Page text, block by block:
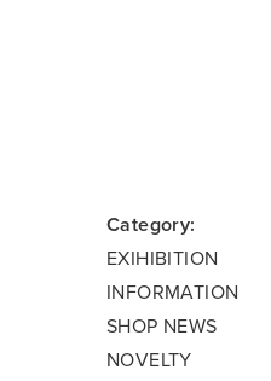
Category:
EXIHIBITION
INFORMATION
SHOP NEWS
NOVELTY